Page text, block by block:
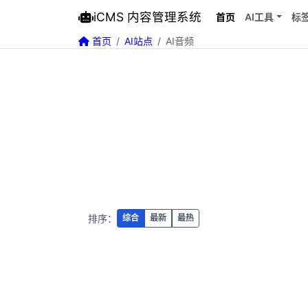
iCMS 内容管理系统 首页 AI工具 标
首页 AI站点 AI音频
排序： 综合 最新 最热